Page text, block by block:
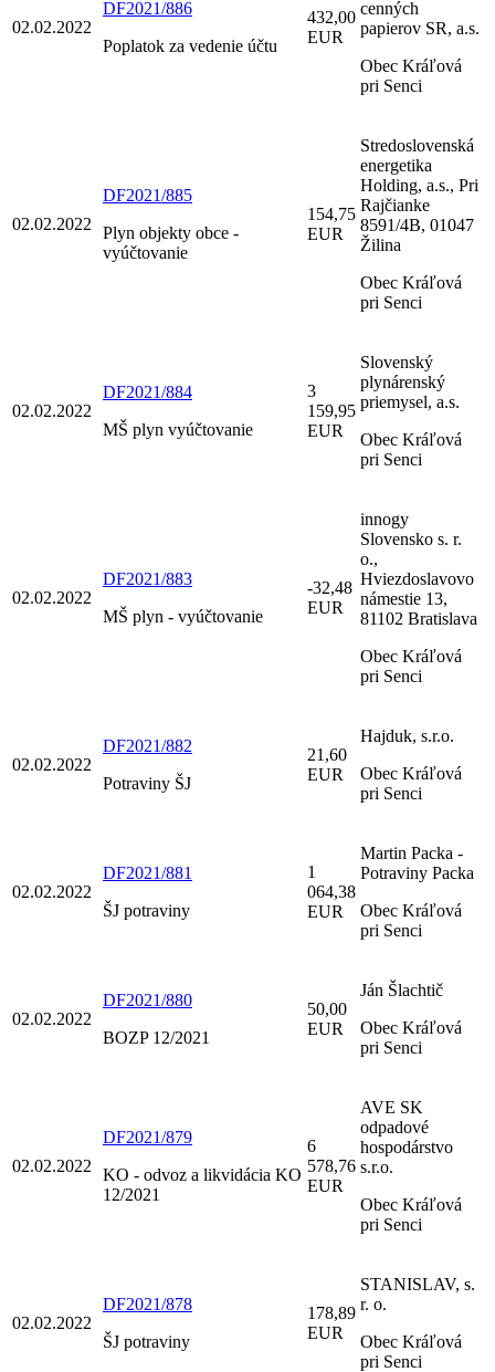
02.02.2022
DF2021/886
Poplatok za vedenie účtu
432,00
EUR
cenných
papierov SR, a.s.
Obec Kráľová
pri Senci
02.02.2022
DF2021/885
Plyn objekty obce -
vyúčtovanie
154,75
EUR
Stredoslovenská
energetika
Holding, a.s., Pri
Rajčianke
8591/4B, 01047
Žilina
Obec Kráľová
pri Senci
02.02.2022
DF2021/884
MŠ plyn vyúčtovanie
3
159,95
EUR
Slovenský
plynárenský
priemysel, a.s.
Obec Kráľová
pri Senci
02.02.2022
DF2021/883
MŠ plyn - vyúčtovanie
-32,48
EUR
innogy
Slovensko s. r.
o.,
Hviezdoslavovo
námestie 13,
81102 Bratislava
Obec Kráľová
pri Senci
02.02.2022
DF2021/882
Potraviny ŠJ
21,60
EUR
Hajduk, s.r.o.
Obec Kráľová
pri Senci
02.02.2022
DF2021/881
ŠJ potraviny
1
064,38
EUR
Martin Packa -
Potraviny Packa
Obec Kráľová
pri Senci
02.02.2022
DF2021/880
BOZP 12/2021
50,00
EUR
Ján Šlachtič
Obec Kráľová
pri Senci
02.02.2022
DF2021/879
KO - odvoz a likvidácia KO
12/2021
6
578,76
EUR
AVE SK
odpadové
hospodárstvo
s.r.o.
Obec Kráľová
pri Senci
02.02.2022
DF2021/878
ŠJ potraviny
178,89
EUR
STANISLAV, s.
r. o.
Obec Kráľová
pri Senci